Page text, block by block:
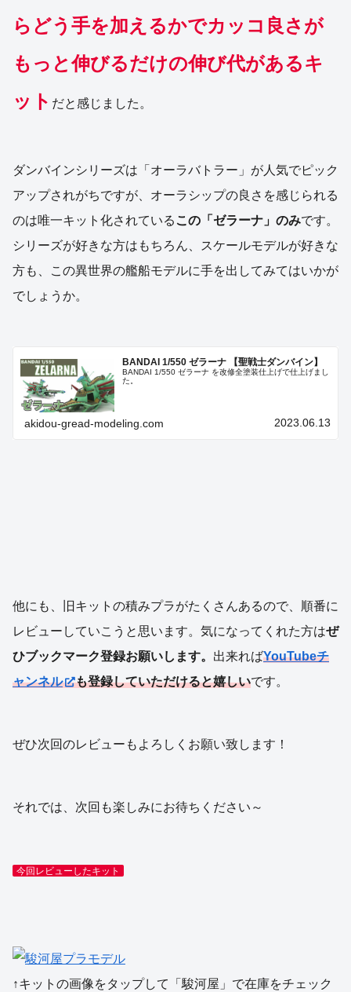
らどう手を加えるかでカッコ良さが
もっと伸びるだけの伸び代があるキ
ット だと感じました。
ダンバインシリーズは「オーラバトラー」が人気でピック
アップされがちですが、オーラシップの良さを感じられる
のは唯一キット化されている この「ゼラーナ」のみです。
シリーズが好きな方はもちろん、スケールモデルが好きな
方も、この異世界の艦船モデルに手を出してみてはいかが
でしょうか。
BANDAI 1/550 ゼラーナ 【聖戦士ダンバイン】
BANDAI 1/550 ゼラーナ を改修全塗装仕上げで仕上げまし
た。
akidou-gread-modeling.com 2023.06.13
他にも、旧キットの積みプラがたくさんあるので、順番に
レビューしていこうと思います。気になってくれた方はぜ
ひブックマーク登録お願いします。 出来ればYouTubeチ
ャンネル
も登録していただけると嬉しいです。
ぜひ次回のレビューもよろしくお願い致します！
それでは、次回も楽しみにお待ちください～
今回レビューしたキット
↑キットの画像をタップして「駿河屋」で在庫をチェック